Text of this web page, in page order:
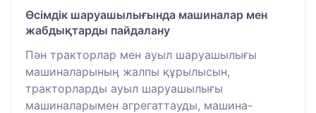
Өсімдік шаруашылығында машиналар мен
жабдықтарды пайдалану
Пән тракторлар мен ауыл шаруашылығы
машиналарының жалпы құрылысын,
тракторларды ауыл шаруашылығы
машиналарымен агрегаттауды, машина-